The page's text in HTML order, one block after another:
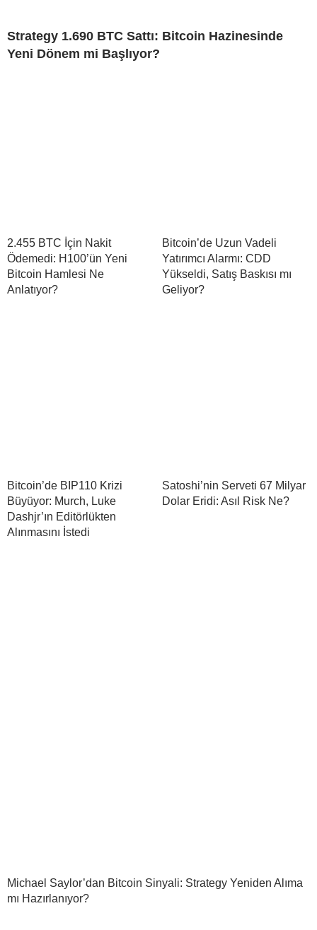
Strategy 1.690 BTC Sattı: Bitcoin Hazinesinde
Yeni Dönem mi Başlıyor?
2.455 BTC İçin Nakit
Ödemedi: H100’ün Yeni
Bitcoin Hamlesi Ne
Anlatıyor?
Bitcoin’de Uzun Vadeli
Yatırımcı Alarmı: CDD
Yükseldi, Satış Baskısı mı
Geliyor?
Bitcoin’de BIP110 Krizi
Büyüyor: Murch, Luke
Dashjr’ın Editörlükten
Alınmasını İstedi
Satoshi’nin Serveti 67 Milyar
Dolar Eridi: Asıl Risk Ne?
Michael Saylor’dan Bitcoin Sinyali: Strategy Yeniden Alıma
mı Hazırlanıyor?